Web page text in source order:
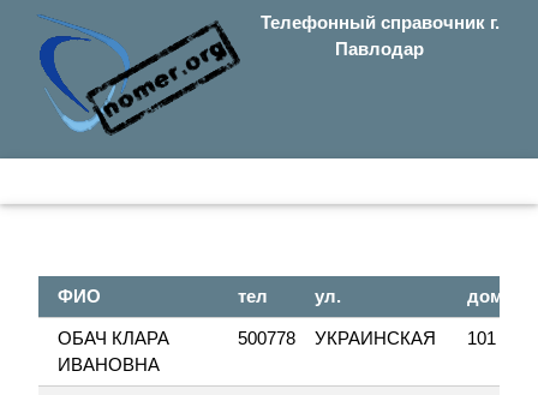
Телефонный справочник г.
Павлодар
ФИО тел ул. дом
ОБАЧ КЛАРА
ИВАНОВНА
500778 УКРАИНСКАЯ 101